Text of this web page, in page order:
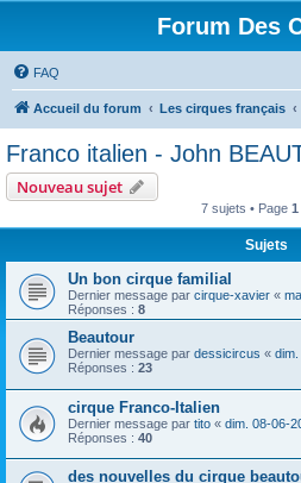
Forum Des
FAQ
Accueil du forum Les cirques français
Franco italien - John
Nouveau sujet
7 sujets • Page 1
Sujets
Un bon cirque familial
Dernier message par cirque-xavier «
Réponses : 8
Beautour
Dernier message par dessicircus «
Réponses : 23
cirque Franco-Italien
Dernier message par tito « dim. 08-06-
Réponses : 40
des nouvelles du cirque